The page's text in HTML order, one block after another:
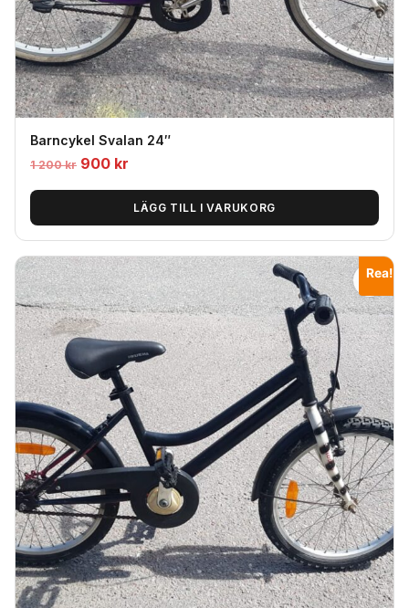
Barncykel Svalan 24″
1 200kr Det
ursprungliga
var:
1
200
kr.
900 kr
nuvarande
priset
är:
900
kr.
LÄGG TILL I VARUKORG
Rea!